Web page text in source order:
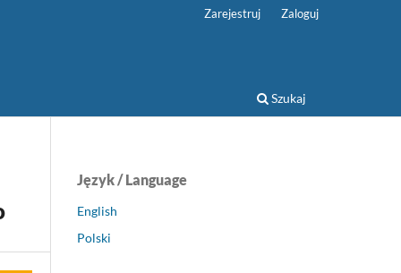
Szukaj
Zarejestruj Zaloguj
Język / Language
English
Polski